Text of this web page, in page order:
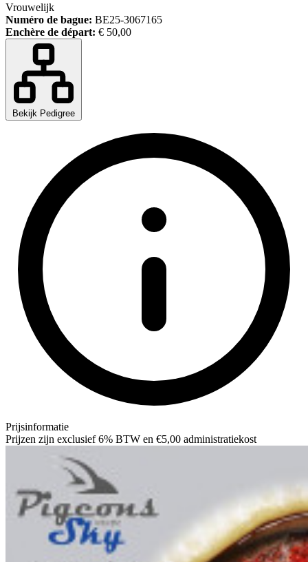
Vrouwelijk
Numéro de bague: BE25-3067165
Enchère de départ: € 50,00
Bekijk Pedigree
Prijsinformatie
Prijzen zijn exclusief 6% BTW en €5,00 administratiekost